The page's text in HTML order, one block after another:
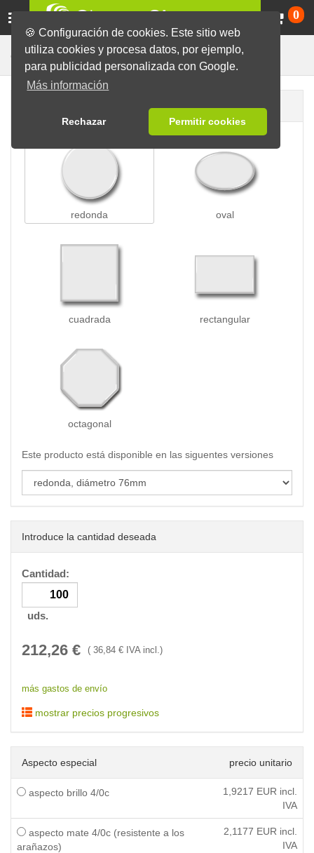
🍪 Configuración de cookies. Este sitio web
utiliza cookies y procesa datos, por ejemplo,
para publicidad personalizada con Google.
Más información
Rechazar Permitir cookies
0
Chapas Chapas Espejo
redonda oval
cuadrada rectangular
octagonal
Este producto está disponible en las siguentes versiones
Introduce la cantidad deseada
Cantidad:
uds.
212,26 € ( 36,84 € IVA incl.)
más gastos de envío
mostrar precios progresivos
Aspecto especial precio unitario
aspecto brillo 4/0c 1,9217 EUR incl.
IVA
aspecto mate 4/0c (resistente a los
arañazos)
2,1177 EUR incl.
IVA